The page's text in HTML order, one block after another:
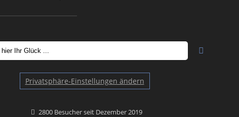
Privatsphäre-Einstellungen ändern
2800 Besucher seit Dezember 2019